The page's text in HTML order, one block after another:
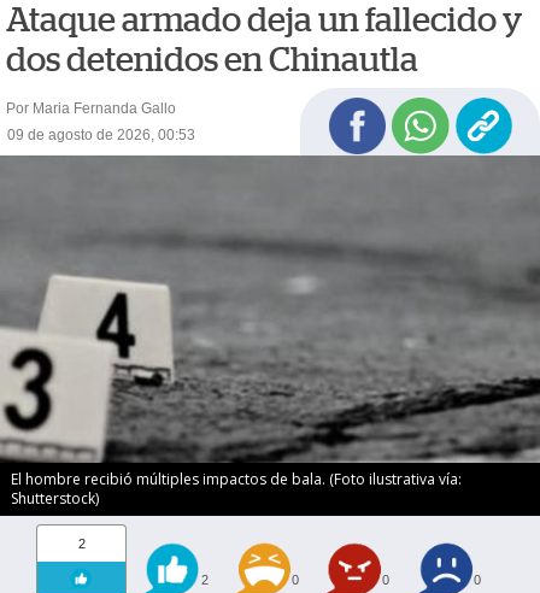
Ataque armado deja un fallecido y
dos detenidos en Chinautla
Por Maria Fernanda Gallo
09 de agosto de 2026, 00:53
El hombre recibió múltiples impactos de bala. (Foto ilustrativa vía:
Shutterstock)
2
2 0 0 0